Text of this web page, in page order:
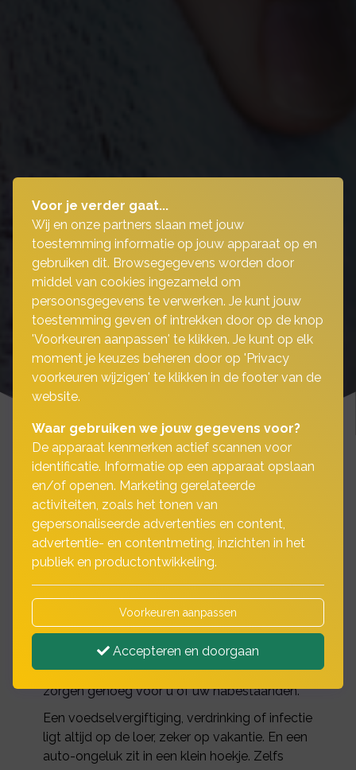
Waar heeft u de
ongevallenverzekering
voor nodig?
Voor als u, spreekwoordelijk gezien, onder de
tram komt. En daar blijvend letsel aan
overhoudt of overlijdt. De kans is heel klein,
maar de ellende is enorm. Dan zijn er al
zorgen genoeg voor u of uw nabestaanden.
Een voedselvergiftiging, verdrinking of infectie
ligt altijd op de loer, zeker op vakantie. En een
auto-ongeluk zit in een klein hoekje. Zelfs
Voor je verder gaat...
Wij en onze partners slaan met jouw
toestemming informatie op jouw apparaat op en
gebruiken dit. Browsegegevens worden door
middel van cookies ingezameld om
persoonsgegevens te verwerken. Je kunt jouw
toestemming geven of intrekken door op de knop
'Voorkeuren aanpassen' te klikken. Je kunt op elk
moment je keuzes beheren door op 'Privacy
voorkeuren wijzigen' te klikken in de footer van de
website.
Waar gebruiken we jouw gegevens voor?
De apparaat kenmerken actief scannen voor
identificatie. Informatie op een apparaat opslaan
en/of openen. Marketing gerelateerde
activiteiten, zoals het tonen van
gepersonaliseerde advertenties en content,
advertentie- en contentmeting, inzichten in het
publiek en productontwikkeling.
Voorkeuren aanpassen
Accepteren en doorgaan